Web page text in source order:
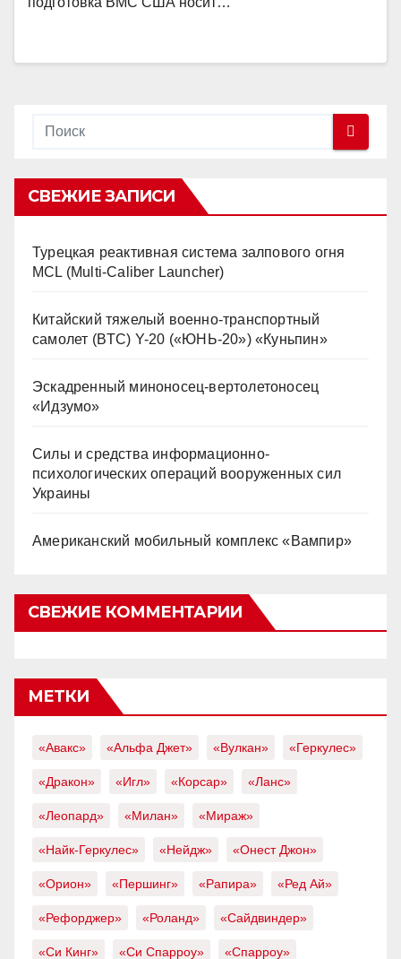
СВЕЖИЕ ЗАПИСИ
Турецкая реактивная система залпового огня
MCL (Multi-Caliber Launcher)
Китайский тяжелый военно-транспортный
самолет (BTC) Y-20 («ЮНЬ-20») «Куньпин»
Эскадренный миноносец-вертолетоносец
«Идзумо»
Силы и средства информационно-
психологических операций вооруженных сил
Украины
Американский мобильный комплекс «Вампир»
СВЕЖИЕ КОММЕНТАРИИ
МЕТКИ
«Авакс» «Альфа Джет» «Вулкан» «Геркулес»
«Дракон» «Игл» «Корсар» «Ланс»
«Леопард» «Милан» «Мираж»
«Найк-Геркулес» «Нейдж» «Онест Джон»
«Орион» «Першинг» «Рапира» «Ред Ай»
«Рефорджер» «Роланд» «Сайдвиндер»
«Си Кинг» «Си Спарроу» «Спарроу»